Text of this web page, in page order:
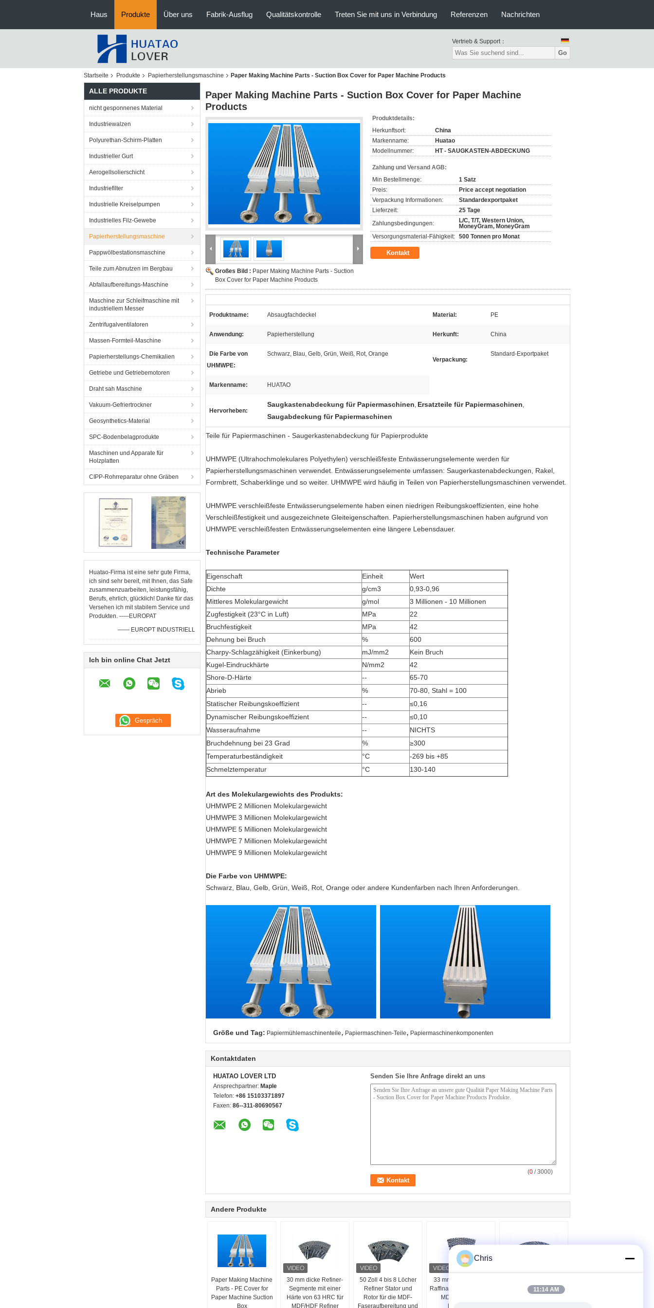
Haus Produkte Über uns Fabrik-Ausflug Qualitätskontrolle Treten Sie mit uns in Verbindung Referenzen Nachrichten
Vertrieb & Support：
Go
Startseite Produkte Papierherstellungsmaschine Paper Making Machine Parts - Suction Box Cover for Paper Machine Products
ALLE PRODUKTE
nicht gesponnenes Material
Industriewalzen
Polyurethan-Schirm-Platten
Industrieller Gurt
AerogelIsolierschicht
Industriefilter
Industrielle Kreiselpumpen
Industrielles Filz-Gewebe
Papierherstellungsmaschine
Pappwölbestationsmaschine
Teile zum Abnutzen im Bergbau
Abfallaufbereitungs-Maschine
Maschine zur Schleifmaschine mit
industriellem Messer
Zentrifugalventilatoren
Massen-Formteil-Maschine
Papierherstellungs-Chemikalien
Getriebe und Getriebemotoren
Draht sah Maschine
Vakuum-Gefriertrockner
Geosynthetics-Material
SPC-Bodenbelagprodukte
Maschinen und Apparate für
Holzplatten
CIPP-Rohrreparatur ohne Gräben
Huatao-Firma ist eine sehr gute Firma,
ich sind sehr bereit, mit Ihnen, das Safe
zusammenzuarbeiten, leistungsfähig,
Berufs, ehrlich, glücklich! Danke für das
Versehen ich mit stabilem Service und
Produkten. -----EUROPAT
—— EUROPT INDUSTRIELL
Ich bin online Chat Jetzt
Paper Making Machine Parts - Suction Box Cover for Paper Machine
Products
Großes Bild : Paper Making Machine Parts - Suction
Box Cover for Paper Machine Products
Produktdetails:
Herkunftsort:
China
Markenname:
Huatao
Modellnummer:
HT - SAUGKASTEN-ABDECKUNG
Zahlung und Versand AGB:
Min Bestellmenge:
1 Satz
Preis:
Price accept negotiation
Verpackung Informationen:
Standardexportpaket
Lieferzeit:
25 Tage
Zahlungsbedingungen:
L/C, T/T, Western Union,
MoneyGram, MoneyGram
Versorgungsmaterial-Fähigkeit: 500 Tonnen pro Monat
Kontakt
Produktname: Absaugfachdeckel Material: PE
Anwendung: Papierherstellung Herkunft: China
Die Farbe von
UHMWPE:
Schwarz, Blau, Gelb, Grün, Weiß, Rot, Orange
Verpackung:
Standard-Exportpaket
Markenname: HUATAO
Hervorheben:
Saugkastenabdeckung für Papiermaschinen, Ersatzteile für Papiermaschinen,
Saugabdeckung für Papiermaschinen
Teile für Papiermaschinen - Saugerkastenabdeckung für Papierprodukte
UHMWPE (Ultrahochmolekulares Polyethylen) verschleißfeste Entwässerungselemente werden für
Papierherstellungsmaschinen verwendet. Entwässerungselemente umfassen: Saugerkastenabdeckungen, Rakel,
Formbrett, Schaberklinge und so weiter. UHMWPE wird häufig in Teilen von Papierherstellungsmaschinen verwendet.
UHMWPE verschleißfeste Entwässerungselemente haben einen niedrigen Reibungskoeffizienten, eine hohe
Verschleißfestigkeit und ausgezeichnete Gleiteigenschaften. Papierherstellungsmaschinen haben aufgrund von
UHMWPE verschleißfesten Entwässerungselementen eine längere Lebensdauer.
Technische Parameter
Eigenschaft Einheit
Wert
Dichte
g/cm3
0,93-0,96
Mittleres Molekulargewicht
g/mol
3 Millionen - 10 Millionen
Zugfestigkeit (23°C in Luft)
MPa
22
Bruchfestigkeit
MPa
42
Dehnung bei Bruch
%
600
Charpy-Schlagzähigkeit (Einkerbung)
mJ/mm2
Kein Bruch
Kugel-Eindruckhärte
N/mm2
42
Shore-D-Härte
--
65-70
Abrieb
%
70-80, Stahl = 100
Statischer Reibungskoeffizient
--
≤0,16
Dynamischer Reibungskoeffizient
--
≤0,10
Wasseraufnahme
--
NICHTS
Bruchdehnung bei 23 Grad
%
≥300
Temperaturbeständigkeit
°C
-269 bis +85
Schmelztemperatur
°C 130-140
Art des Molekulargewichts des Produkts:
UHMWPE 2 Millionen Molekulargewicht
UHMWPE 3 Millionen Molekulargewicht
UHMWPE 5 Millionen Molekulargewicht
UHMWPE 7 Millionen Molekulargewicht
UHMWPE 9 Millionen Molekulargewicht
Die Farbe von UHMWPE:
Schwarz, Blau, Gelb, Grün, Weiß, Rot, Orange oder andere Kundenfarben nach Ihren Anforderungen.
Größe und Tag: Papiermühlemaschinenteile, Papiermaschinen-Teile, Papiermaschinenkomponenten
Kontaktdaten
HUATAO LOVER LTD
Ansprechpartner: Maple
Telefon: +86 15103371897
Faxen: 86--311-80690567
Senden Sie Ihre Anfrage direkt an uns
(0 / 3000)
Andere Produkte
Paper Making Machine
Parts - PE Cover for
Paper Machine Suction
Box
30 mm dicke Refiner-
Segmente mit einer
Härte von 63 HRC für
MDF/HDF Refiner
50 Zoll 4 bis 8 Löcher
Refiner Stator und
Rotor für die MDF-
Faseraufbereitung und
33 mm-42 mm Dicke
Raffinator Segmente für
MDF-Raffinator
für die Produktion von
Chris
11:14 AM